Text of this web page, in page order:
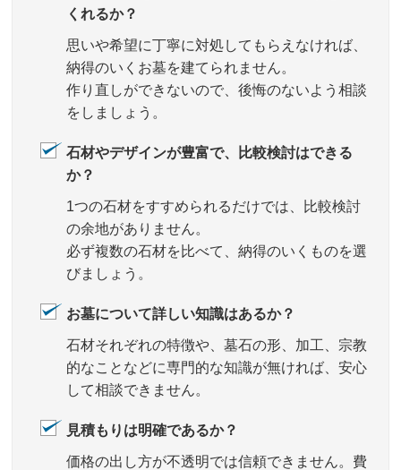
くれるか？
思いや希望に丁寧に対処してもらえなければ、
納得のいくお墓を建てられません。
作り直しができないので、後悔のないよう相談
をしましょう。
石材やデザインが豊富で、比較検討はできる
か？
1つの石材をすすめられるだけでは、比較検討
の余地がありません。
必ず複数の石材を比べて、納得のいくものを選
びましょう。
お墓について詳しい知識はあるか？
石材それぞれの特徴や、墓石の形、加工、宗教
的なことなどに専門的な知識が無ければ、安心
して相談できません。
見積もりは明確であるか？
価格の出し方が不透明では信頼できません。費